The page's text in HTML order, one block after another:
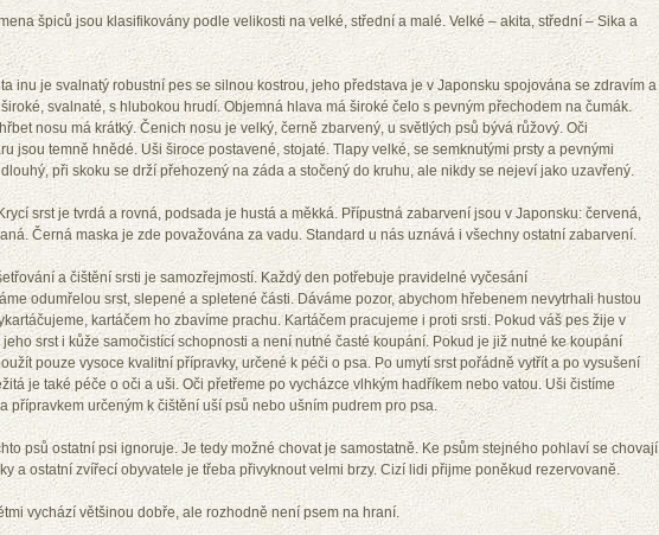
špiců jsou klasifikovány podle velikosti na velké, střední a malé. Velké – akita, střední – Sika a
inu je svalnatý robustní pes se silnou kostrou, jeho představa je v Japonsku spojována se zdravím a
svalnaté, s hlubokou hrudí. Objemná hlava má široké čelo s pevným přechodem na čumák.
nosu má krátký. Čenich nosu je velký, černě zbarvený, u světlých psů bývá růžový. Oči
jsou temně hnědé. Uši široce postavené, stojaté. Tlapy velké, se semknutými prsty a pevnými
při skoku se drží přehozený na záda a stočený do kruhu, ale nikdy se nejeví jako uzavřený.
Krycí srst je tvrdá a rovná, podsada je hustá a měkká. Přípustná zabarvení jsou v Japonsku: červená,
Černá maska je zde považována za vadu. Standard u nás uznává i všechny ostatní zabarvení.
a čištění srsti je samozřejmostí. Každý den potřebuje pravidelné vyčesání
odumřelou srst, slepené a spletené části. Dáváme pozor, abychom hřebenem nevytrhali hustou
kartáčem ho zbavíme prachu. Kartáčem pracujeme i proti srsti. Pokud váš pes žije v
srst i kůže samočistící schopnosti a není nutné časté koupání. Pokud je již nutné ke koupání
pouze vysoce kvalitní přípravky, určené k péči o psa. Po umytí srst pořádně vytřít a po vysušení
je také péče o oči a uši. Oči přetřeme po vycházce vlhkým hadříkem nebo vatou. Uši čistíme
přípravkem určeným k čištění uší psů nebo ušním pudrem pro psa.
psů ostatní psi ignoruje. Je tedy možné chovat je samostatně. Ke psům stejného pohlaví se chovají
a ostatní zvířecí obyvatele je třeba přivyknout velmi brzy. Cizí lidi přijme poněkud rezervovaně.
vychází většinou dobře, ale rozhodně není psem na hraní.